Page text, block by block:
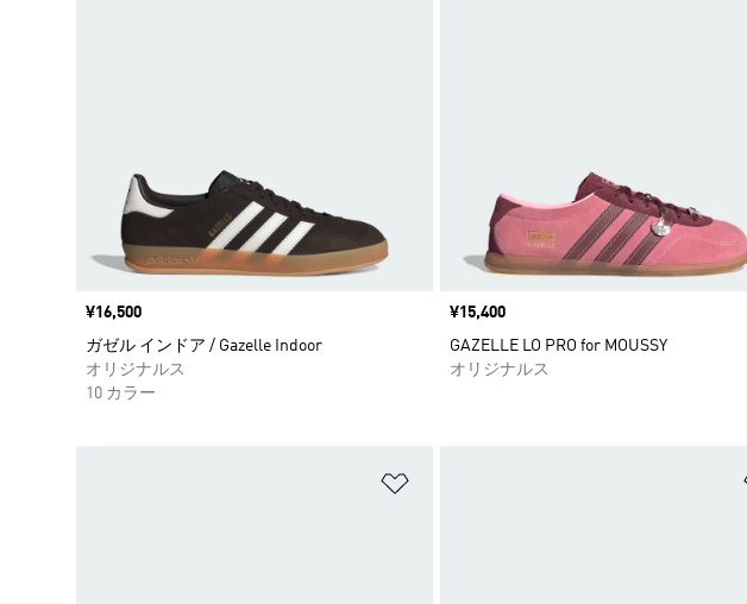
価格
¥16,500
ガゼル インドア / Gazelle Indoor
オリジナルス
10 カラー
価格
¥15,400
GAZELLE LO PRO for MOUSSY
オリジナルス